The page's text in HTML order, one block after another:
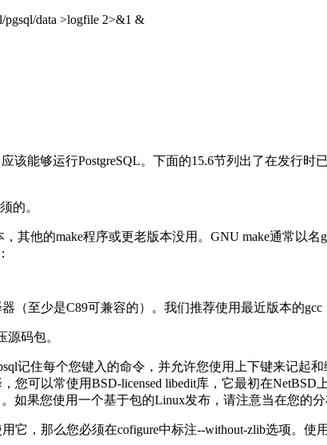
pgsql/data >logfile 2>&1 &
该能够运行PostgreSQL。下面的15.6节列出了在发行
的。
，其他的make程序或更老版本没用。GNU make通常以
（至少是C89可兼容的）。我们推荐使用最近版本的
源码包。
记住每个您键入的命令，并允许您使用上下键来记
您可以常使用BSD-licensed libedit库，它最初在
如果您使用一个基于包的Linux发布，请注意当在您的分
它，那么您必须在cofigure中标注--without-zlib选项。使